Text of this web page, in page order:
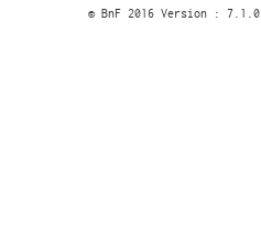
© BnF 2016 Version : 7.1.0